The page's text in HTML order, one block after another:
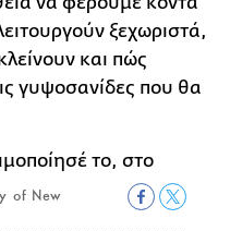
ξεχωριστά,
και πώς
γυψοσανίδες που θα
of New